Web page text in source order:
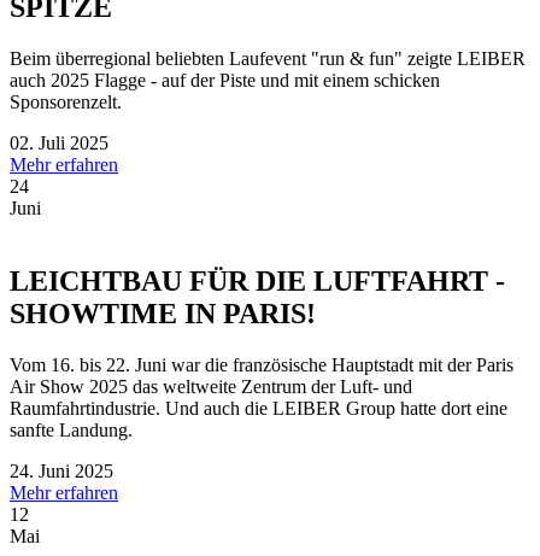
SPITZE
Beim überregional beliebten Laufevent "run & fun" zeigte LEIBER
auch 2025 Flagge - auf der Piste und mit einem schicken
Sponsorenzelt.
02. Juli 2025
Mehr erfahren
24
Juni
LEICHTBAU FÜR DIE LUFTFAHRT -
SHOWTIME IN PARIS!
Vom 16. bis 22. Juni war die französische Hauptstadt mit der Paris
Air Show 2025 das weltweite Zentrum der Luft- und
Raumfahrtindustrie. Und auch die LEIBER Group hatte dort eine
sanfte Landung.
24. Juni 2025
Mehr erfahren
12
Mai